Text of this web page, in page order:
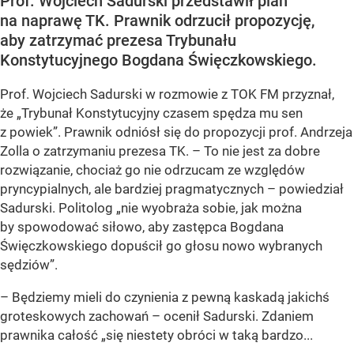
na naprawę TK. Prawnik odrzucił propozycję,
aby zatrzymać prezesa Trybunału
Konstytucyjnego Bogdana Święczkowskiego.
Prof. Wojciech Sadurski w rozmowie z TOK FM przyznał,
że „Trybunał Konstytucyjny czasem spędza mu sen
z powiek”. Prawnik odniósł się do propozycji prof. Andrzeja
Zolla o zatrzymaniu prezesa TK. – To nie jest za dobre
rozwiązanie, chociaż go nie odrzucam ze względów
pryncypialnych, ale bardziej pragmatycznych – powiedział
Sadurski. Politolog „nie wyobraża sobie, jak można
by spowodować siłowo, aby zastępca Bogdana
Święczkowskiego dopuścił go głosu nowo wybranych
sędziów”.
– Będziemy mieli do czynienia z pewną kaskadą jakichś
groteskowych zachowań – ocenił Sadurski. Zdaniem
prawnika całość „się niestety obróci w taką bardzo...